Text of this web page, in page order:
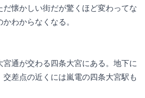
懐かしい街だが驚くほど変わってな
わからなくなる。
宮通が交わる四条大宮にある。地下に
差点の近くには嵐電の四条大宮駅も